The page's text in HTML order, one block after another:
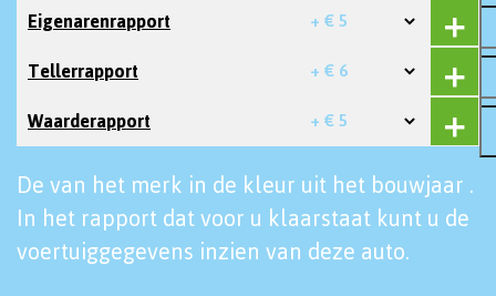
Eigenarenrapport + € 5
Tellerrapport + € 6
Waarderapport + € 5
De van het merk in de kleur uit het bouwjaar .
In het rapport dat voor u klaarstaat kunt u de
voertuiggegevens inzien van deze auto.